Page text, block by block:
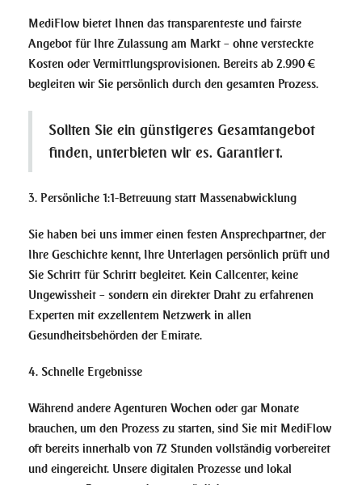
MediFlow bietet Ihnen das transparenteste und fairste
Angebot für Ihre Zulassung am Markt – ohne versteckte
Kosten oder Vermittlungsprovisionen. Bereits ab 2.990 €
begleiten wir Sie persönlich durch den gesamten Prozess.
Sollten Sie ein günstigeres Gesamtangebot
finden, unterbieten wir es. Garantiert.
3. Persönliche 1:1-Betreuung statt Massenabwicklung
Sie haben bei uns immer einen festen Ansprechpartner, der
Ihre Geschichte kennt, Ihre Unterlagen persönlich prüft und
Sie Schritt für Schritt begleitet. Kein Callcenter, keine
Ungewissheit – sondern ein direkter Draht zu erfahrenen
Experten mit exzellentem Netzwerk in allen
Gesundheitsbehörden der Emirate.
4. Schnelle Ergebnisse
Während andere Agenturen Wochen oder gar Monate
brauchen, um den Prozess zu starten, sind Sie mit MediFlow
oft bereits innerhalb von 72 Stunden vollständig vorbereitet
und eingereicht. Unsere digitalen Prozesse und lokal